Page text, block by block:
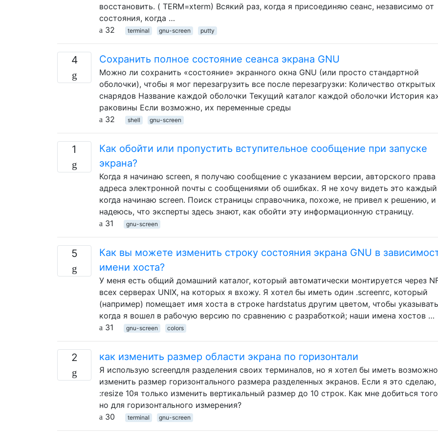
восстановить. ( TERM=xterm) Всякий раз, когда я присоединяю сеанс, независимо от
состояния, когда …
32
terminal gnu-screen putty
4 Сохранить полное состояние сеанса экрана GNU
Можно ли сохранить «состояние» экранного окна GNU (или просто стандартной
оболочки), чтобы я мог перезагрузить все после перезагрузки: Количество открытых
снарядов Название каждой оболочки Текущий каталог каждой оболочки История
раковины Если возможно, их переменные среды
32
shell gnu-screen
1
Как обойти или пропустить вступительное сообщение при запуске
экрана?
Когда я начинаю screen, я получаю сообщение с указанием версии, авторского права
адреса электронной почты с сообщениями об ошибках. Я не хочу видеть это каждый
когда начинаю screen. Поиск страницы справочника, похоже, не привел к решению, и
надеюсь, что эксперты здесь знают, как обойти эту информационную страницу.
31
gnu-screen
5
Как вы можете изменить строку состояния экрана GNU в
имени хоста?
У меня есть общий домашний каталог, который автоматически монтируется через
всех серверах UNIX, на которых я вхожу. Я хотел бы иметь один .screenrc, который
(например) помещает имя хоста в строке hardstatus другим цветом, чтобы
когда я вошел в рабочую версию по сравнению с разработкой; наши имена хостов …
31
gnu-screen colors
2 как изменить размер области экрана по горизонтали
Я использую screenдля разделения своих терминалов, но я хотел бы иметь
изменить размер горизонтального размера разделенных экранов. Если я это сделаю,
:resize 10я только изменить вертикальный размер до 10 строк. Как мне добиться
но для горизонтального измерения?
30
terminal gnu-screen